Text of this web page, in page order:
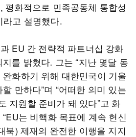
평화적으로 민족공동체 통합성
라고 설명했다.
EU 간 전략적 파트너십 강화
를 밝혔다. 그는 “지난 몇달 동
화하기 위해 대한민국이 기울
만하다”며 “어떠한 의미 있는
지원할 준비가 돼 있다”고 화
는 비핵화 목표에 계속 헌신
북) 제재의 완전한 이행을 지지